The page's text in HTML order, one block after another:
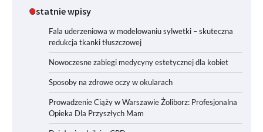
Ostatnie wpisy
Fala uderzeniowa w modelowaniu sylwetki – skuteczna
redukcja tkanki tłuszczowej
Nowoczesne zabiegi medycyny estetycznej dla kobiet
Sposoby na zdrowe oczy w okularach
Prowadzenie Ciąży w Warszawie Żoliborz: Profesjonalna
Opieka Dla Przyszłych Mam